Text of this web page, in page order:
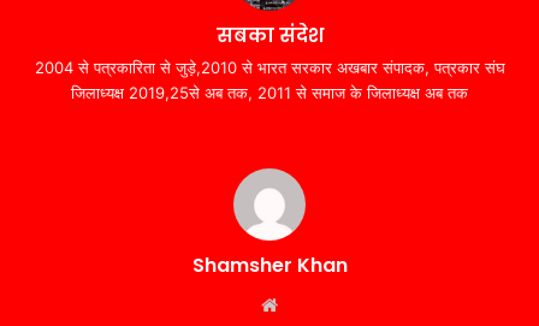
सबका संदेश
2004 से पत्रकारिता से जुड़े,2010 से भारत सरकार अखबार संपादक, पत्रकार संघ
जिलाध्यक्ष 2019,25से अब तक, 2011 से समाज के जिलाध्यक्ष अब तक
Shamsher Khan